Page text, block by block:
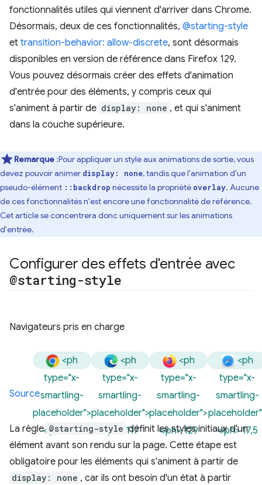
fonctionnalités utiles qui viennent d'arriver dans Chrome.
Désormais, deux de ces fonctionnalités, @starting-style
et transition-behavior: allow-discrete, sont désormais
disponibles en version de référence dans Firefox 129.
Vous pouvez désormais créer des effets d'animation
d'entrée pour des éléments, y compris ceux qui
s'animent à partir de display: none , et qui s'animent
dans la couche supérieure.
Remarque :Pour appliquer un style aux animations de sortie, vous
devez pouvoir animer display: none, tandis que l'animation d'un
pseudo-élément ::backdrop nécessite la propriété overlay. Aucune
de ces fonctionnalités n'est encore une fonctionnalité de référence.
Cet article se concentrera donc uniquement sur les animations
d'entrée.
Configurer des effets d'entrée avec
@starting-style
Navigateurs pris en charge
<ph
type="x-
smartling-
placeholder">
</ph> 117
<ph
type="x-
smartling-
placeholder">
</ph> 117
<ph
type="x-
smartling-
placeholder">
</ph> 129
<ph
type="x-
smartling-
</ph> 17,5
Source
La règle @starting-style définit les styles initiaux d'un
élément avant son rendu sur la page. Cette étape est
obligatoire pour les éléments qui s'animent à partir de
display: none , car ils ont besoin d'un état à partir